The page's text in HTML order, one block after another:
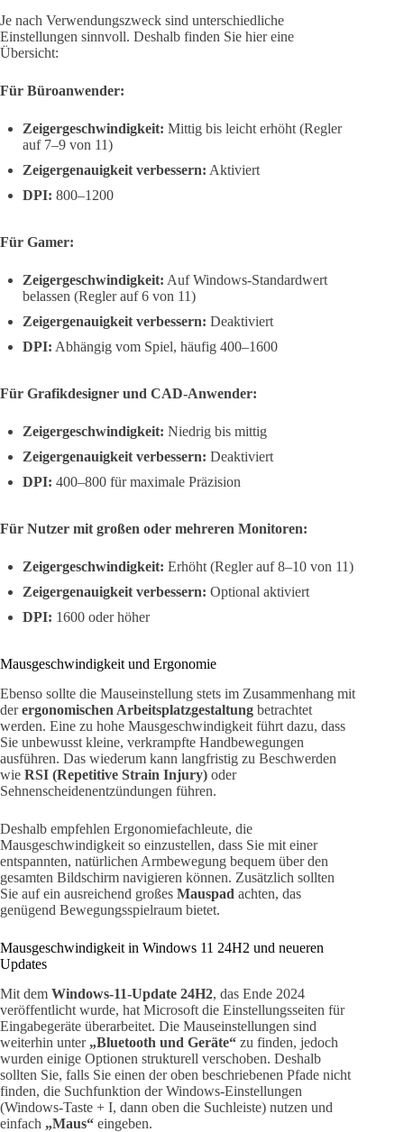
Je nach Verwendungszweck sind unterschiedliche
Einstellungen sinnvoll. Deshalb finden Sie hier eine
Übersicht:
Für Büroanwender:
Zeigergeschwindigkeit: Mittig bis leicht erhöht (Regler
auf 7–9 von 11)
Zeigergenauigkeit verbessern: Aktiviert
DPI: 800–1200
Für Gamer:
Zeigergeschwindigkeit: Auf Windows-Standardwert
belassen (Regler auf 6 von 11)
Zeigergenauigkeit verbessern: Deaktiviert
DPI: Abhängig vom Spiel, häufig 400–1600
Für Grafikdesigner und CAD-Anwender:
Zeigergeschwindigkeit: Niedrig bis mittig
Zeigergenauigkeit verbessern: Deaktiviert
DPI: 400–800 für maximale Präzision
Für Nutzer mit großen oder mehreren Monitoren:
Zeigergeschwindigkeit: Erhöht (Regler auf 8–10 von 11)
Zeigergenauigkeit verbessern: Optional aktiviert
DPI: 1600 oder höher
Mausgeschwindigkeit und Ergonomie
Ebenso sollte die Mauseinstellung stets im Zusammenhang mit
derergonomischen Arbeitsplatzgestaltung betrachtet
werden. Eine zu hohe Mausgeschwindigkeit führt dazu, dass
Sie unbewusst kleine, verkrampfte Handbewegungen
ausführen. Das wiederum kann langfristig zu Beschwerden
wie RSI (Repetitive Strain Injury) oder
Sehnenscheidenentzündungen führen.
Deshalb empfehlen Ergonomiefachleute, die
Mausgeschwindigkeit so einzustellen, dass Sie mit einer
entspannten, natürlichen Armbewegung bequem über den
gesamten Bildschirm navigieren können. Zusätzlich sollten
Sie auf ein ausreichend großes Mauspad achten, das
genügend Bewegungsspielraum bietet.
Mausgeschwindigkeit in Windows 11 24H2 und neueren
Updates
Mit dem Windows-11-Update 24H2, das Ende 2024
veröffentlicht wurde, hat Microsoft die Einstellungsseiten für
Eingabegeräte überarbeitet. Die Mauseinstellungen sind
weiterhin unter „Bluetooth und Geräte“ zu finden, jedoch
wurden einige Optionen strukturell verschoben. Deshalb
sollten Sie, falls Sie einen der oben beschriebenen Pfade nicht
finden, die Suchfunktion der Windows-Einstellungen
(Windows-Taste + I, dann oben die Suchleiste) nutzen und
einfach „Maus“ eingeben.